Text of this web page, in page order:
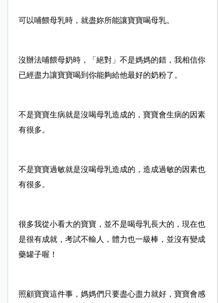
可以哺餵母乳時，就盡妳所能讓寶寶喝母乳。
沒辦法哺餵母奶時，「絕對」不是媽媽的錯，我相信你
已經盡力讓寶寶喝到你能夠給他最好的奶粉了。
不是寶寶生病就是沒喝母乳造成的，寶寶會生病的因素
有很多。
不是寶寶過敏就是沒喝母乳造成的，造成過敏的因素也
有很多。
很多我從小看大的寶寶，並不是喝母乳長大的，現在也
是很有成就，考試不輸人，體力也一級棒，並沒有變成
藥罐子喔！
照顧寶寶這件事，媽媽們只要盡心盡力就好，寶寶會感